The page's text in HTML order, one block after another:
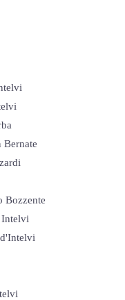
Bernate
Bozzente
Intelvi